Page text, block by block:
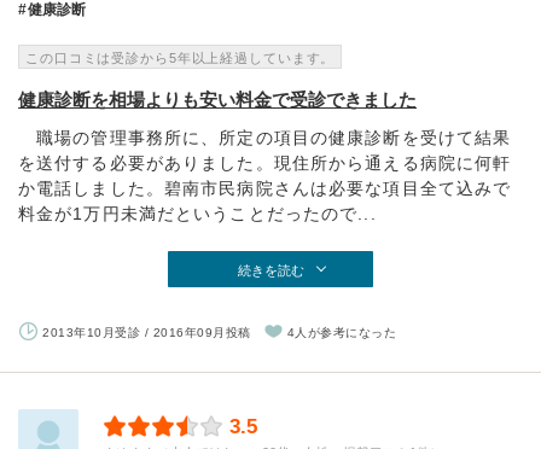
健康診断
この口コミは受診から5年以上経過しています。
健康診断を相場よりも安い料金で受診できました
職場の管理事務所に、所定の項目の健康診断を受けて結果
を送付する必要がありました。現住所から通える病院に何軒
か電話しました。碧南市民病院さんは必要な項目全て込みで
料金が1万円未満だということだったので...
続きを読む
2013年10月受診 / 2016年09月投稿 4人が参考になった
3.5